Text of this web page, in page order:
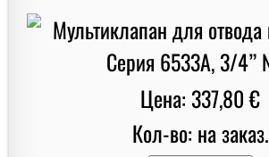
Цена: 337,80 €
Кол-во: на заказ.